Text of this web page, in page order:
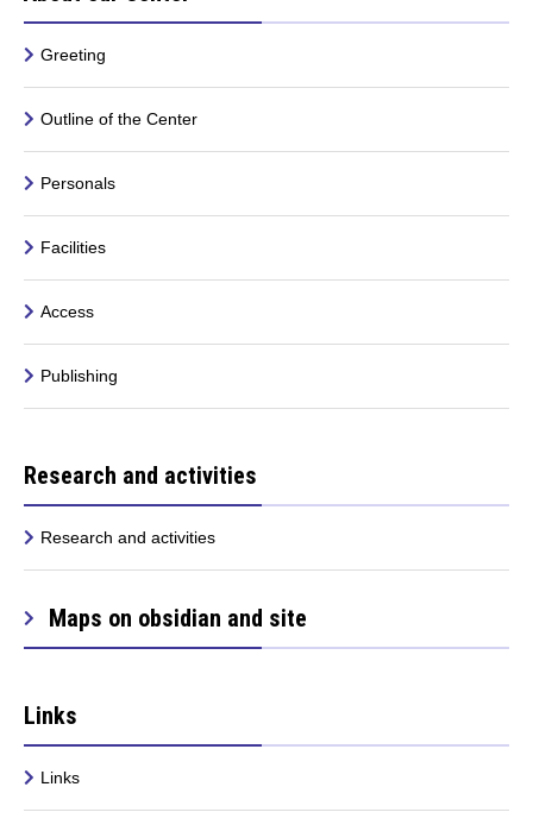
Greeting
Outline of the Center
Personals
Facilities
Access
Publishing
Research and activities
Research and activities
Maps on obsidian and site
Links
Links